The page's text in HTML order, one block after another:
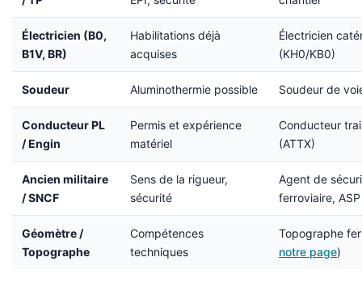
Électricien (B0,
B1V, BR)
Habilitations déjà
acquises
Électricien
(KH0/KB0)
Soudeur Aluminothermie possible Soudeur de
Conducteur PL
/ Engin
Permis et expérience
matériel
Conducteur
(ATTX)
Ancien militaire
/ SNCF
Sens de la rigueur,
sécurité
Agent de
ferroviaire, ASP
Géomètre /
Topographe
Compétences
techniques
Topographe
notre page)